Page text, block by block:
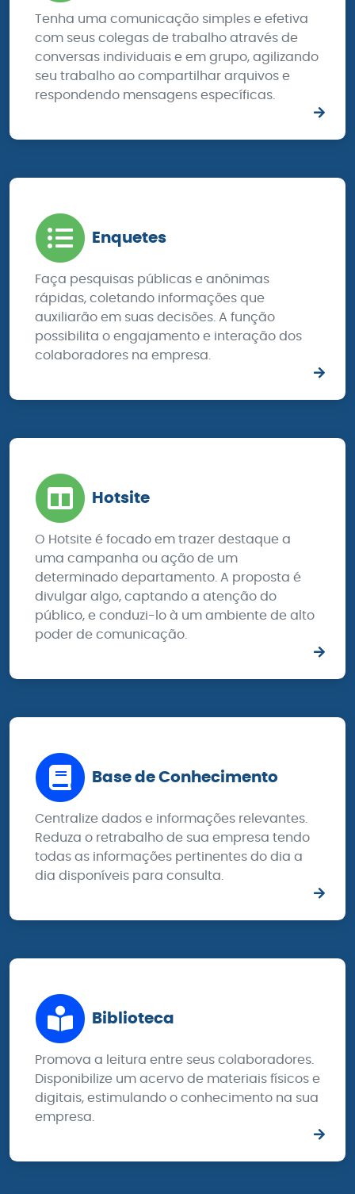
Tenha uma comunicação simples e efetiva
com seus colegas de trabalho através de
conversas individuais e em grupo, agilizando
seu trabalho ao compartilhar arquivos e
respondendo mensagens específicas.
Enquetes
Faça pesquisas públicas e anônimas
rápidas, coletando informações que
auxiliarão em suas decisões. A função
possibilita o engajamento e interação dos
colaboradores na empresa.
Hotsite
O Hotsite é focado em trazer destaque a
uma campanha ou ação de um
determinado departamento. A proposta é
divulgar algo, captando a atenção do
público, e conduzi-lo à um ambiente de alto
poder de comunicação.
Base de Conhecimento
Centralize dados e informações relevantes.
Reduza o retrabalho de sua empresa tendo
todas as informações pertinentes do dia a
dia disponíveis para consulta.
Biblioteca
Promova a leitura entre seus colaboradores.
Disponibilize um acervo de materiais físicos e
digitais, estimulando o conhecimento na sua
empresa.